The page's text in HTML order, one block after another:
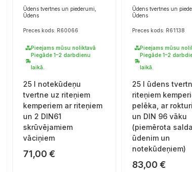
Ūdens tvertnes un piederumi,
Ūdens
Preces kods: R60066
Pieejams mūsu noliktavā
Piegāde 1–2 darbdienu
laikā.
25 l notekūdeņu
tvertne uz riteņiem
kemperiem ar riteņiem
un 2 DIN61
skrūvējamiem
vāciņiem
71,00€
Ūdens tvertnes un
Ūdens
Preces kods: R61138
Pieejams mūsu
Piegāde 1–2
laikā.
25 l ūdens
riteņiem
pelēka, ar
un DIN 96 vāku
(piemērota
ūdenim un
notekūdeņiem)
83,00 €